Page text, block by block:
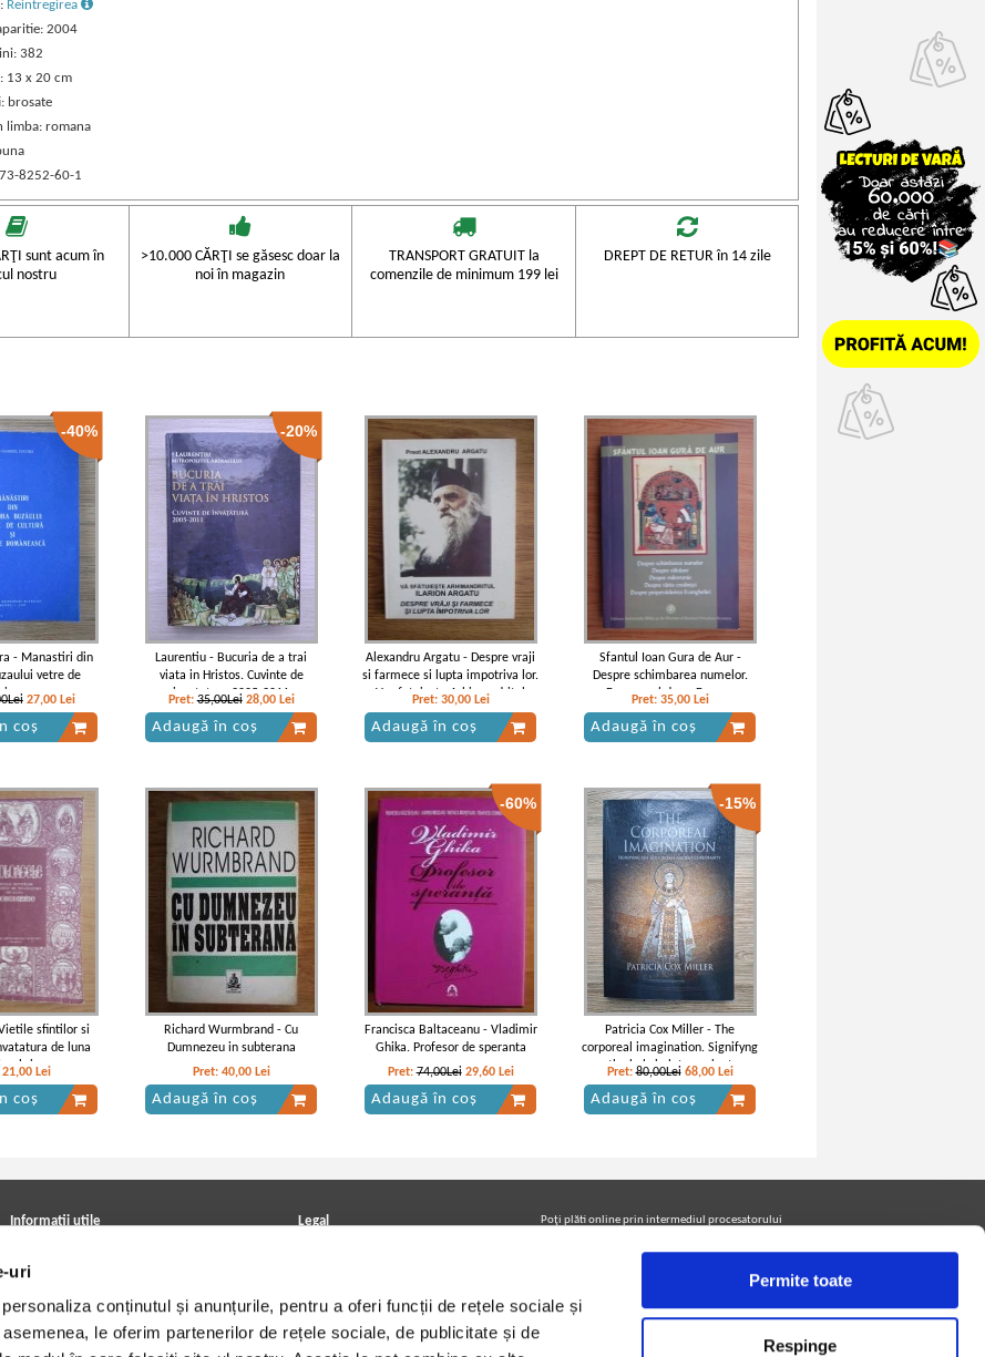
uri
conținutul și anunțurile, pentru a oferi funcții de rețele sociale și
le oferim partenerilor de rețele sociale, de publicitate și de
Permite toate
Respinge
Reintregirea
2004
382
13 x 20 cm
brosate
limba: romana
8252-60-1
sunt acum în
nostru
>10.000 CĂRŢI se găsesc doar la
noi în magazin
TRANSPORT GRATUIT la
comenzile de minimum 199 lei
DREPT DE RETUR în 14 zile
-40%
- Manastiri din
vetre de
romaneasca
27,00 Lei
coș
-20%
Laurentiu - Bucuria de a trai
viata in Hristos. Cuvinte de
invatatura 2005-2011
Pret:35,00Lei 28,00 Lei
Adaugă în coș
Alexandru Argatu - Despre vraji
si farmece si lupta impotriva lor.
Va sfatuieste Arhimandritul
Ilarion Argatu
Pret: 30,00 Lei
Adaugă în coș
Sfantul Ioan Gura de Aur -
Despre schimbarea numelor.
Despre rabdare. Despre
milostenie. Despre taria
creatiei. Despre propovaduirea
Evangheliei
Pret: 35,00 Lei
Adaugă în coș
sfintilor si
de luna
21,00 Lei
coș
Richard Wurmbrand - Cu
Dumnezeu in subterana
Pret: 40,00 Lei
Adaugă în coș
-60%
Francisca Baltaceanu - Vladimir
Ghika. Profesor de speranta
Pret:74,00Lei 29,60 Lei
Adaugă în coș
-15%
Patricia Cox Miller - The
corporeal imagination. Signifyng
the holy in late ancient
christianity
Pret:80,00Lei 68,00 Lei
Adaugă în coș
Informatii utile
Achizitii viniluri, casete, CD/DVD
Cum cumpar?
Politica de livrare
Retur comenzi
Legal
Termeni si conditii
Utilizare cookie-uri
Poţi plăti online prin intermediul procesatorului
Urmăreşte-ne pe facebook pentru a fi la curent cu